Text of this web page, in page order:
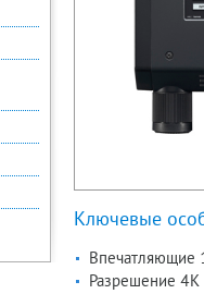
Ключевые
Разрешение